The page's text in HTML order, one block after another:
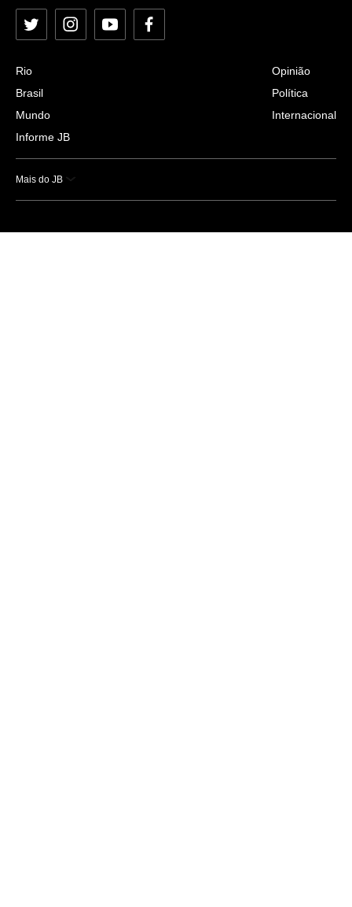
Twitter InstagramYouTubeFacebook
Rio
Brasil
Mundo
Informe JB
Opinião
Política
Internacional
Mais do JB
Esportes